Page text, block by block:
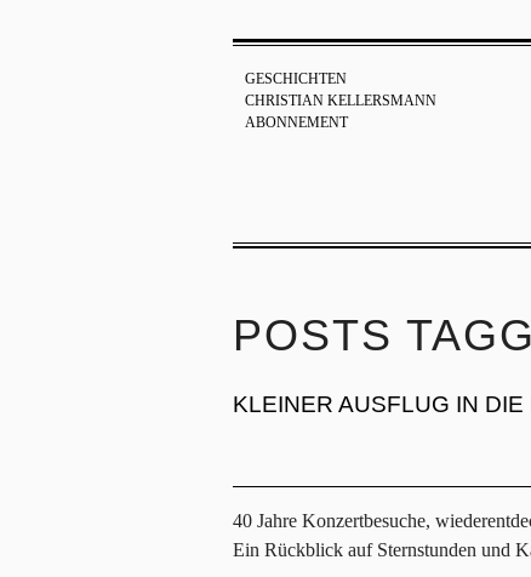
GESCHICHTEN
CHRISTIAN KELLERSMANN
ABONNEMENT
POSTS
KLEINER AUSFLUG IN
40 Jahre Konzertbesuche,
Ein Rückblick auf Sternstunden und